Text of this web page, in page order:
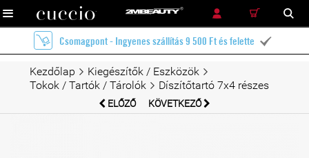
RÉSZLETES KERESÉS KERESÉS
Ingyenes szállítás futárszolgálattal 12 900 Ft és felette 
Kezdőlap
Kiegészítők / Eszközök
Tokok / Tartók / Tárolók
Díszítőtartó 7x4 részes
ELŐZŐ KÖVETKEZŐ